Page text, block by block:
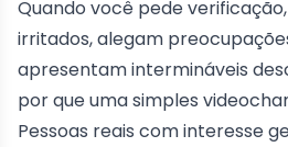
Quando você pede
irritados, alegam
apresentam intermináveis
por que uma simples
Pessoas reais com interesse